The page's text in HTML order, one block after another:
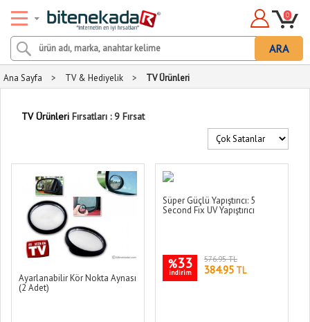
ARA
0
Ana Sayfa > TV & Hediyelik > TV Ürünleri
TV Ürünleri Fırsatları : 9 Fırsat
Ayarlanabilir Kör Nokta Aynası
(2 Adet)
Süper Güçlü Yapıştırıcı: 5
Second Fix UV Yapıştırıcı
%33
indirim
576.95 TL
384.95 TL